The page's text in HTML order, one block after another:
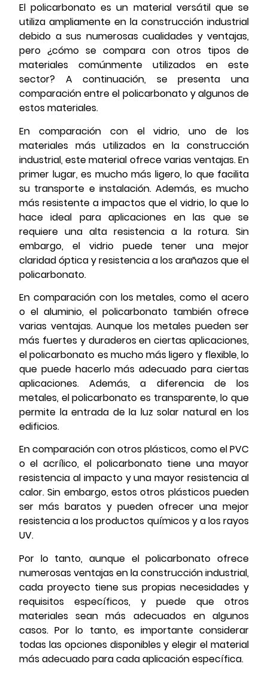
El policarbonato es un material versátil que se
utiliza ampliamente en la construcción industrial
debido a sus numerosas cualidades y ventajas,
pero ¿cómo se compara con otros tipos de
materiales comúnmente utilizados en este
sector? A continuación, se presenta una
comparación entre el policarbonato y algunos de
estos materiales.
En comparación con el vidrio, uno de los
materiales más utilizados en la construcción
industrial, este material ofrece varias ventajas. En
primer lugar, es mucho más ligero, lo que facilita
su transporte e instalación. Además, es mucho
más resistente a impactos que el vidrio, lo que lo
hace ideal para aplicaciones en las que se
requiere una alta resistencia a la rotura. Sin
embargo, el vidrio puede tener una mejor
claridad óptica y resistencia a los arañazos que el
policarbonato.
En comparación con los metales, como el acero
o el aluminio, el policarbonato también ofrece
varias ventajas. Aunque los metales pueden ser
más fuertes y duraderos en ciertas aplicaciones,
el policarbonato es mucho más ligero y flexible, lo
que puede hacerlo más adecuado para ciertas
aplicaciones. Además, a diferencia de los
metales, el policarbonato es transparente, lo que
permite la entrada de la luz solar natural en los
edificios.
En comparación con otros plásticos, como el PVC
o el acrílico, el policarbonato tiene una mayor
resistencia al impacto y una mayor resistencia al
calor. Sin embargo, estos otros plásticos pueden
ser más baratos y pueden ofrecer una mejor
resistencia a los productos químicos y a los rayos
UV.
Por lo tanto, aunque el policarbonato ofrece
numerosas ventajas en la construcción industrial,
cada proyecto tiene sus propias necesidades y
requisitos específicos, y puede que otros
materiales sean más adecuados en algunos
casos. Por lo tanto, es importante considerar
todas las opciones disponibles y elegir el material
más adecuado para cada aplicación específica.